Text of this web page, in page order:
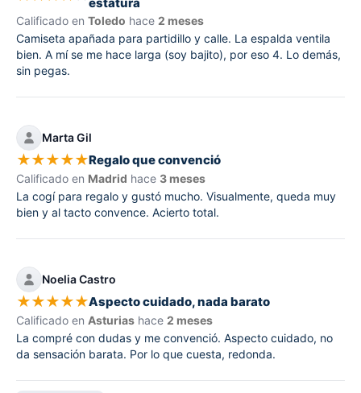
Calificado en Toledo hace 2 meses
Camiseta apañada para partidillo y calle. La espalda ventila
bien. A mí se me hace larga (soy bajito), por eso 4. Lo demás,
sin pegas.
Marta Gil
★★★★★Regalo que convenció
Calificado en Madrid hace 3 meses
La cogí para regalo y gustó mucho. Visualmente, queda muy
bien y al tacto convence. Acierto total.
Noelia Castro
★★★★★Aspecto cuidado, nada barato
Calificado en Asturias hace 2 meses
La compré con dudas y me convenció. Aspecto cuidado, no
da sensación barata. Por lo que cuesta, redonda.